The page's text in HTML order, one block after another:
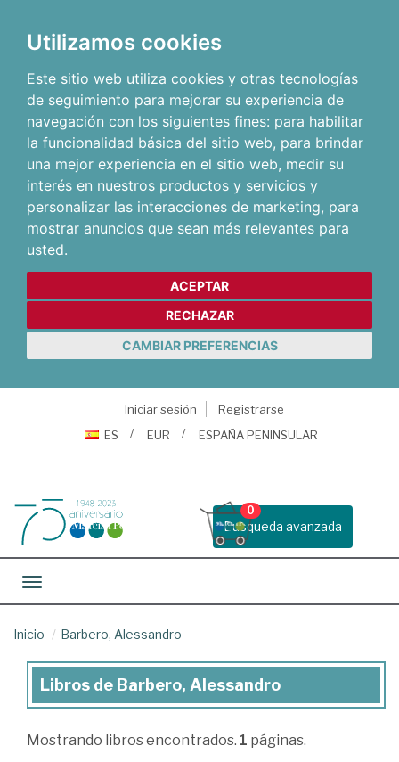
Utilizamos cookies
Este sitio web utiliza cookies y otras tecnologías
de seguimiento para mejorar su experiencia de
navegación con los siguientes fines: para habilitar
la funcionalidad básica del sitio web, para brindar
una mejor experiencia en el sitio web, medir su
interés en nuestros productos y servicios y
personalizar las interacciones de marketing, para
mostrar anuncios que sean más relevantes para
usted.
ACEPTAR
RECHAZAR
CAMBIAR PREFERENCIAS
Iniciar sesión
Registrarse
ES
EUR ESPAÑA PENINSULAR
Busqueda avanzada
0
Toggle navigation
Inicio Barbero, Alessandro
Libros
Barbero,
Libros de Barbero, Alessandro
Mostrando libros encontrados. 1 páginas.